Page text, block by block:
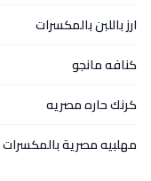
ارز باللبن بالمكسرات
كنافه مانجو
كرنك حاره مصريه
مهلبيه مصرية بالمكسرات